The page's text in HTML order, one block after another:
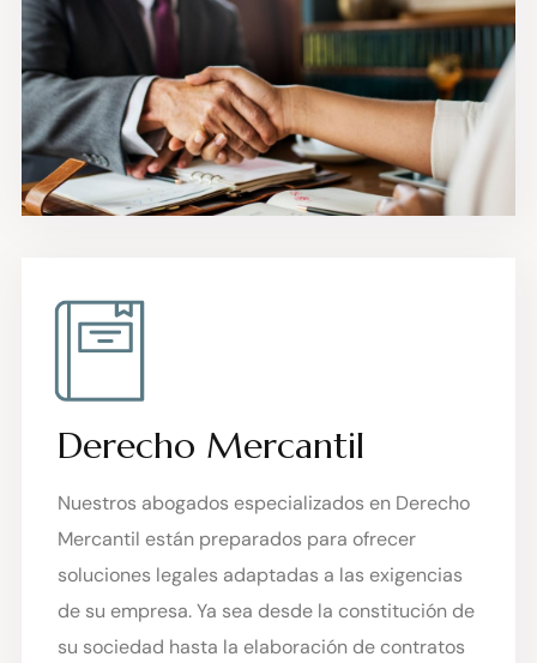
Derecho Mercantil
Nuestros abogados especializados en Derecho
Mercantil están preparados para ofrecer
soluciones legales adaptadas a las exigencias
de su empresa. Ya sea desde la constitución de
su sociedad hasta la elaboración de contratos